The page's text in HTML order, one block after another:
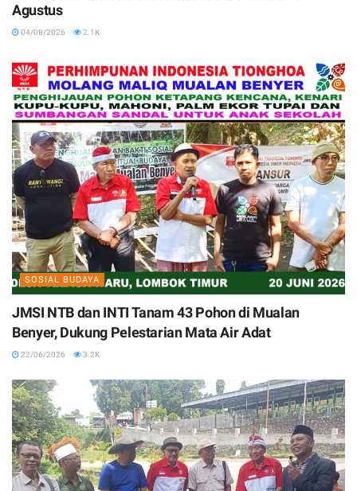
Agustus
04/08/2026 2.1K
SOSIAL BUDAYA
JMSI NTB dan INTI Tanam 43 Pohon di Mualan
Benyer, Dukung Pelestarian Mata Air Adat
22/06/2026 3.2K